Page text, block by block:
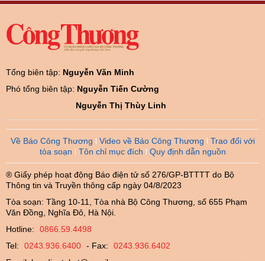
Tổng biên tập: Nguyễn Văn Minh
Phó tổng biên tập: Nguyễn Tiến Cường
Nguyễn Thị Thùy Linh
Về Báo Công Thương Video về Báo Công Thương
Trao đổi với
tòa soạn
Tôn chỉ mục đích Quy định dẫn nguồn
® Giấy phép hoạt động Báo điện tử số 276/GP-BTTTT do Bộ
Thông tin và Truyền thông cấp ngày 04/8/2023
Tòa soạn: Tầng 10-11, Tòa nhà Bộ Công Thương, số 655 Phạm
Văn Đồng, Nghĩa Đô, Hà Nội.
Hotline:
0866.59.4498
Tel:
0243.936.6400 - Fax:
0243.936.6402